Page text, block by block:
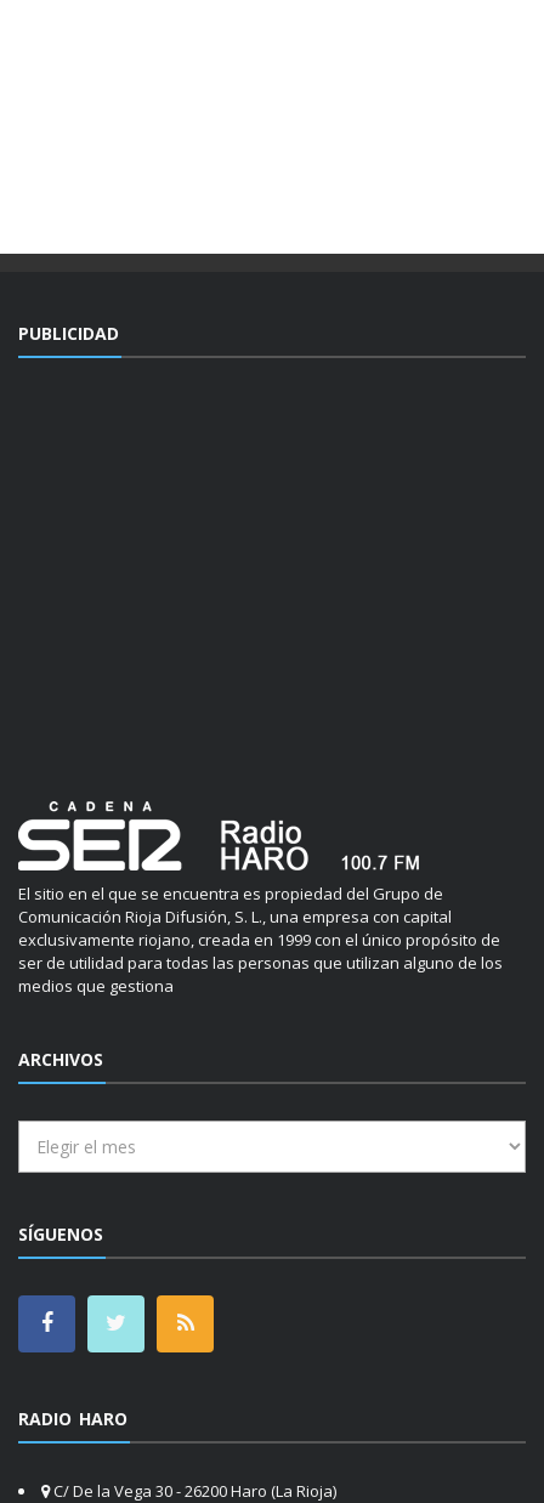
PUBLICIDAD
El sitio en el que se encuentra es propiedad del Grupo de
Comunicación Rioja Difusión, S. L., una empresa con capital
exclusivamente riojano, creada en 1999 con el único propósito de
ser de utilidad para todas las personas que utilizan alguno de los
medios que gestiona
ARCHIVOS
SÍGUENOS
RADIO HARO
C/ De la Vega 30 - 26200 Haro (La Rioja)